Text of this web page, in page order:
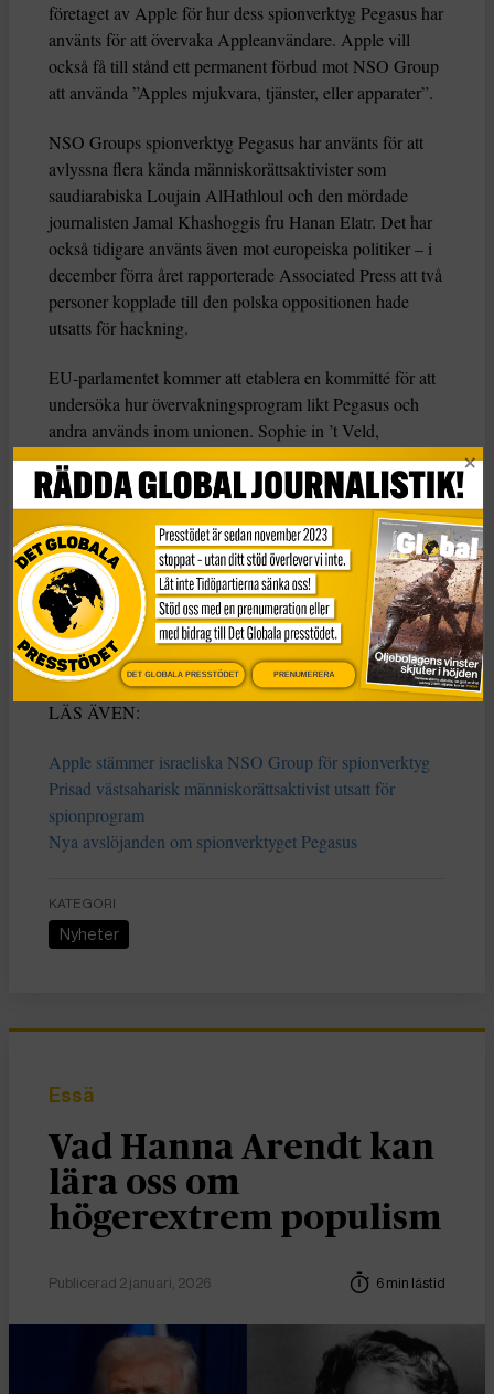
företaget av Apple för hur dess spionverktyg Pegasus har
använts för att övervaka Appleanvändare. Apple vill
också få till stånd ett permanent förbud mot NSO Group
att använda ”Apples mjukvara, tjänster, eller apparater”.
NSO Groups spionverktyg Pegasus har använts för att
avlyssna flera kända människorättsaktivister som
saudiarabiska Loujain AlHathloul och den mördade
journalisten Jamal Khashoggis fru Hanan Elatr. Det har
också tidigare använts även mot europeiska politiker – i
december förra året rapporterade Associated Press att två
personer kopplade till den polska oppositionen hade
utsatts för hackning.
EU-parlamentet kommer att etablera en kommitté för att
undersöka hur övervakningsprogram likt Pegasus och
andra används inom unionen. Sophie in ’t Veld,
nederländsk parlamentariker för D66 som ligger bakom
initiativet till kommittén som lanseras på tisdag, kände
inte till de nya uppgifterna om hackerförsöken och kallar
nyheten ”dynamit”.
– Vi måste verkligen gå till botten med det här, säger hon
till Reuters.
***
LÄS ÄVEN:
Apple stämmer israeliska NSO Group för spionverktyg
Prisad västsaharisk människorättsaktivist utsatt för
spionprogram
Nya avslöjanden om spionverktyget Pegasus
KATEGORI
Nyheter
Essä
Vad Hanna Arendt kan
lära oss om
högerextrem populism
Publicerad 2 januari, 2026 6 min lästid
DET GLOBALA PRESSTÖDET PRENUMERERA